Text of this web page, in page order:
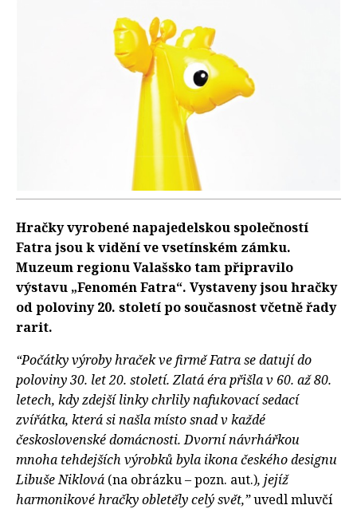
Hračky vyrobené napajedelskou společností
Fatra jsou k vidění ve vsetínském zámku.
Muzeum regionu Valašsko tam připravilo
výstavu „Fenomén Fatra“. Vystaveny jsou hračky
od poloviny 20. století po současnost včetně řady
rarit.
“Počátky výroby hraček ve firmě Fatra se datují do
poloviny 30. let 20. století. Zlatá éra přišla v 60. až 80.
letech, kdy zdejší linky chrlily nafukovací sedací
zvířátka, která si našla místo snad v každé
československé domácnosti. Dvorní návrhářkou
mnoha tehdejších výrobků byla ikona českého designu
Libuše Niklová (na obrázku – pozn. aut.), jejíž
harmonikové hračky obletěly celý svět,”uvedl mluvčí